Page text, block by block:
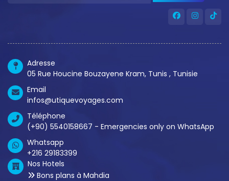
Adresse
05 Rue Houcine Bouzayene Kram, Tunis , Tunisie
Email
infos@utiquevoyages.com
Téléphone
(+90) 5540158667 - Emergencies only on WhatsApp
Whatsapp
+216 29183399
Nos Hotels
Bons plans à Mahdia